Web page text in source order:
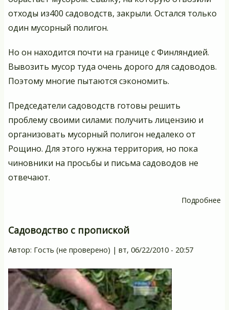
отходы из400 садоводств, закрыли. Остался только
один мусорный полигон.
Но он находится почти на границе с Финляндией.
Вывозить мусор туда очень дорого для садоводов.
Поэтому многие пытаются сэкономить.
Председатели садоводств готовы решить
проблему своими силами: получить лицензию и
организовать мусорный полигон недалеко от
Рощино. Для этого нужна территория, но пока
чиновники на просьбы и письма садоводов не
отвечают.
Подробнее
Садоводство с пропиской
Автор: Гость (не проверено) | вт, 06/22/2010 - 20:57